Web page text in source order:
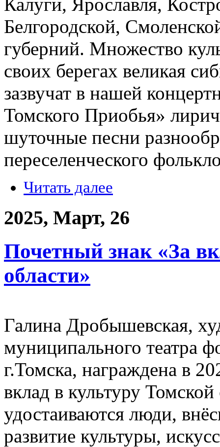
Калуги, Ярославля,
Белгородской,
губерний. Множество
своих берегах великая
зазвучат в нашей
Томского Приобья»
шуточные песни
переселенческого
Читать далее
2025, Март, 26
Почетный знак «За
области»
Галина Дробышевская,
муниципального театра
г.Томска, награждена в
вклад в культуру
удостаиваются люди,
развитие культуры,